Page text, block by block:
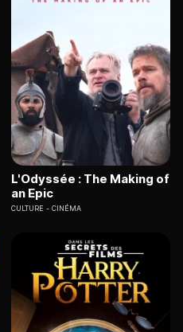
L'Odyssée : The Making of
an Epic
CULTURE CINÉMA